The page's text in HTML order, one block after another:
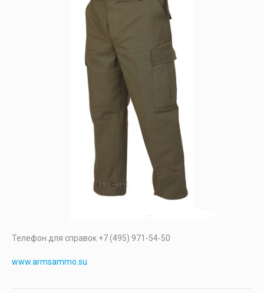
Телефон для справок +7 (495) 971-54-50
www.armsammo.su